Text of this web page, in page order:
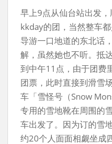
早上9点从仙台站出发
kkday的团，当然整车
导游一口地道的东北话
解，虽然她也不听。抵
到中午11点，由于团费
团票，此时直接到滑雪
车「雪怪号（Snow
专用的雪地靴在周围的
车出发了。因为订的雪
约20个人面面相觑坐成